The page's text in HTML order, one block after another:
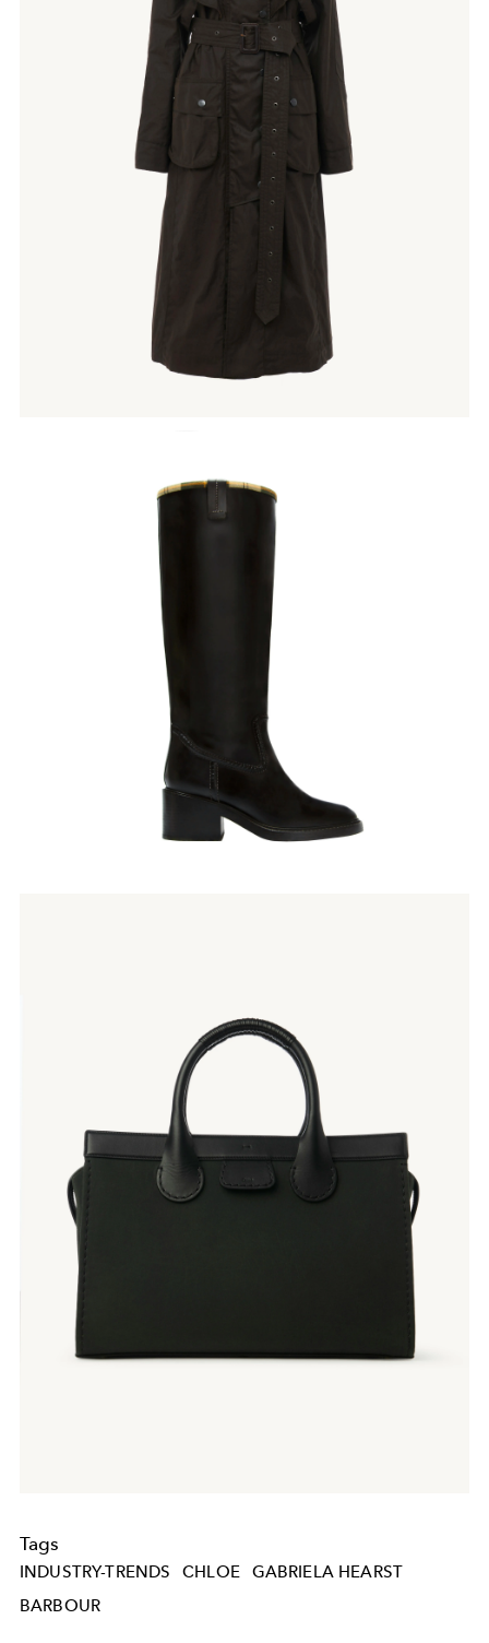
Tags
INDUSTRY-TRENDS CHLOE
GABRIELA HEARST
BARBOUR